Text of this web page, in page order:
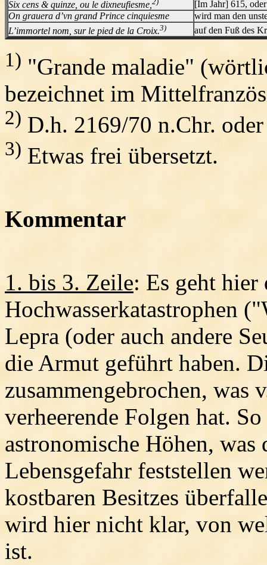
Six cens & quinze, ou le dixneufiesme,
[Im Jahr] 615,
On grauera d’vn grand Prince cinquiesme
wird man den
L’immortel nom, sur le pied de la Croix.3) auf den Fuß des
1) "Grande maladie"
bezeichnet im
2) D.h. 2169/70 n.Chr.
3) Etwas frei übersetzt.
Kommentar
1. bis 3. Zeile: Es geht hier
Hochwasserkatastrophen
Lepra (oder auch andere
die Armut geführt haben.
zusammengebrochen, was
verheerende Folgen hat.
astronomische Höhen,
Lebensgefahr feststellen
kostbaren Besitzes
wird hier nicht klar, von
ist.